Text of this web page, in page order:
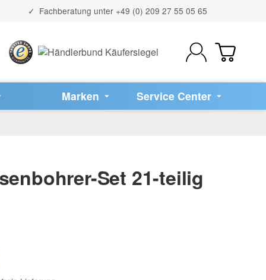
Fachberatung unter +49 (0) 209 27 55 05 65
Marken Service Center
Set 21-teilig